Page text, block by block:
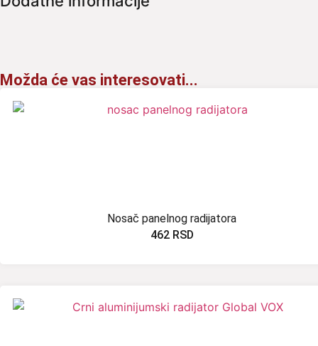
Možda će vas interesovati...
Nosač panelnog radijatora
462 RSD